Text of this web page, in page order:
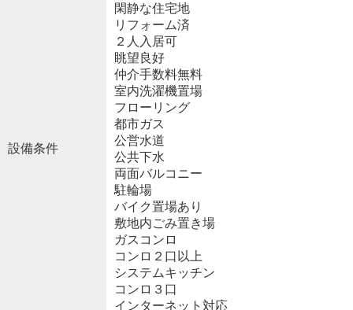
設備条件
閑静な住宅地
リフォーム済
２人入居可
眺望良好
仲介手数料無料
室内洗濯機置場
フローリング
都市ガス
公営水道
公共下水
両面バルコニー
駐輪場
バイク置場あり
敷地内ごみ置き場
ガスコンロ
コンロ２口以上
システムキッチン
コンロ３口
インターネット対応